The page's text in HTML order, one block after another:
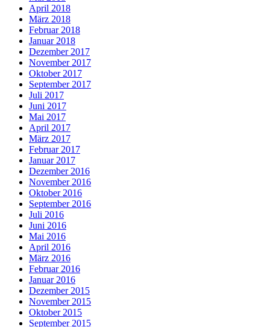
April 2018
März 2018
Februar 2018
Januar 2018
Dezember 2017
November 2017
Oktober 2017
September 2017
Juli 2017
Juni 2017
Mai 2017
April 2017
März 2017
Februar 2017
Januar 2017
Dezember 2016
November 2016
Oktober 2016
September 2016
Juli 2016
Juni 2016
Mai 2016
April 2016
März 2016
Februar 2016
Januar 2016
Dezember 2015
November 2015
Oktober 2015
September 2015